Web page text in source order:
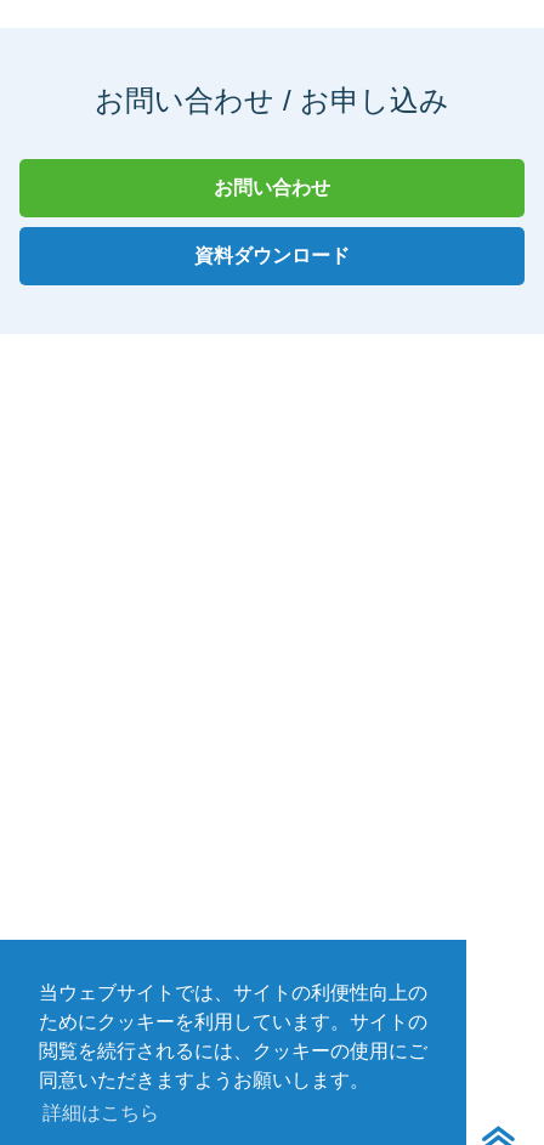
当ウェブサイトでは、サイトの利便性向上の
ためにクッキーを利用しています。サイトの
閲覧を続行されるには、クッキーの使用にご
同意いただきますようお願いします。
詳細はこちら
お問い合わせ / お申し込み
お問い合わせ
資料ダウンロード